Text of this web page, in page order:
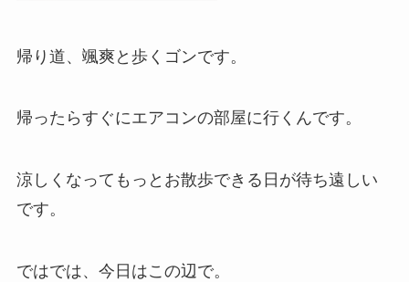
帰り道、颯爽と歩くゴンです。
帰ったらすぐにエアコンの部屋に行くんです。
涼しくなってもっとお散歩できる日が待ち遠しい
です。
ではでは、今日はこの辺で。